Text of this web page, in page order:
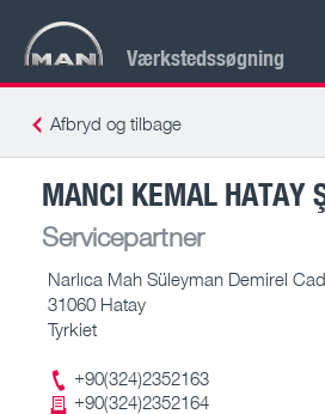
Værkstedssøgning
Afbryd og tilbage
MANCI KEMAL HATAY
Servicepartner
Narlıca Mah Süleyman Demirel
31060 Hatay
Tyrkiet
+90(324)2352163
+90(324)2352164